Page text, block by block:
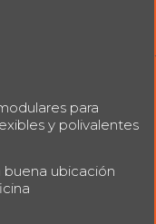
para
y polivalentes
buena ubicación